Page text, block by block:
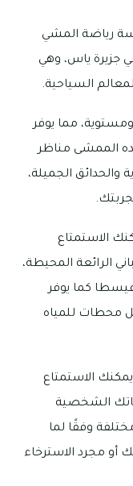
رياضة المشي
جزيرة ياس، وهي
السياحية.
مما يوفر
الممشى مناظر
والحدائق الجميلة،
الاستمتاع
الرائعة المحيطة،
كما يوفر
محطات للمياه
الاستمتاع
الشخصية
وفقًا لما
مجرد الاسترخاء